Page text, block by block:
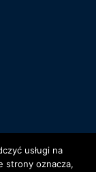
usługi na
strony oznacza,